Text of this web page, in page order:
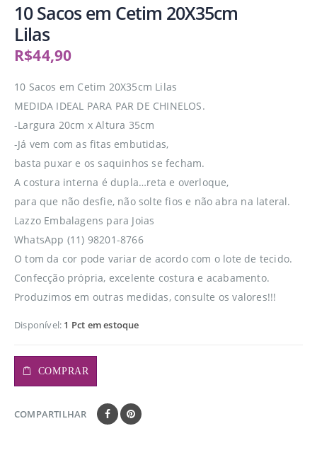
10 Sacos em Cetim 20X35cm
Lilas
R$44,90
10 Sacos em Cetim 20X35cm Lilas
MEDIDA IDEAL PARA PAR DE CHINELOS.
-Largura 20cm x Altura 35cm
-Já vem com as fitas embutidas,
basta puxar e os saquinhos se fecham.
A costura interna é dupla…reta e overloque,
para que não desfie, não solte fios e não abra na lateral.
Lazzo Embalagens para Joias
WhatsApp (11) 98201-8766
O tom da cor pode variar de acordo com o lote de tecido.
Confecção própria, excelente costura e acabamento.
Produzimos em outras medidas, consulte os valores!!!
Disponível: 1 Pct em estoque
COMPRAR
COMPARTILHAR